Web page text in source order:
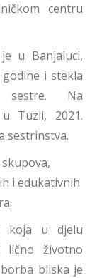
centru
u Banjaluci,
i stekla
sestre. Na
Tuzli, 2021.
sestrinstva.
i edukativnih
koja u djelu
lično životno
bliska je